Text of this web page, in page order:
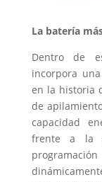
La batería
Dentro de
incorpora
en la historia
de
capacidad
frente a la